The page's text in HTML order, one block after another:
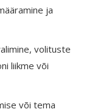
ja
volituste
liikme või
või tema